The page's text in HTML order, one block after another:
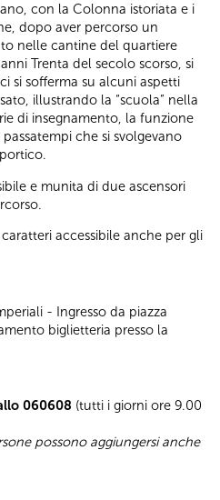
con la Colonna istoriata e i
dopo aver percorso un
nelle cantine del quartiere
Trenta del secolo scorso, si
si sofferma su alcuni aspetti
illustrando la “scuola” nella
di insegnamento, la funzione
che si svolgevano
e munita di due ascensori
accessibile anche per gli
- Ingresso da piazza
biglietteria presso la
060608 (tutti i giorni ore 9.00
possono aggiungersi anche